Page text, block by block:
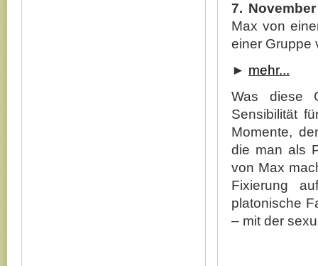
7.
Max von
einer Gruppe
► mehr...
Was diese
Sensibilität
Momente,
die man als
von Max
Fixierung
platonische
‒ mit der